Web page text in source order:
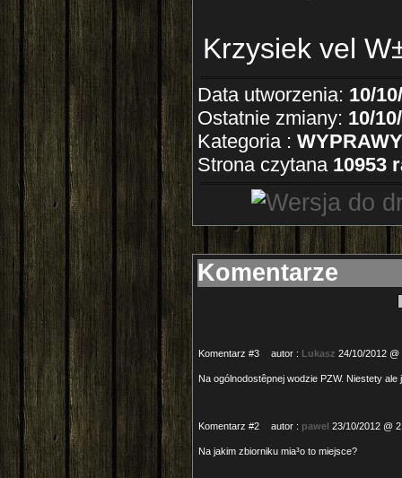
Krzysiek vel
Data utworzenia: 10/
Ostatnie zmiany: 10/
Kategoria : WYPRAWY
Strona czytana 10953
Komentarze
Komentarz #3 autor : Lukasz 24/10/2012 @
Na ogólnodostêpnej wodzie PZW. Niestety
Komentarz #2 autor : pawel 23/10/2012 @
Na jakim zbiorniku mia³o to miejsce?